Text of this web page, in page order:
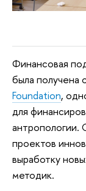
Финансовая
была получена
Foundation,
для
антропологии.
проектов
выработку
методик.